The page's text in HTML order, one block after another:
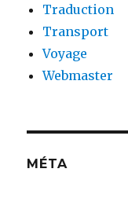
Traduction
Transport
Voyage
Webmaster
MÉTA